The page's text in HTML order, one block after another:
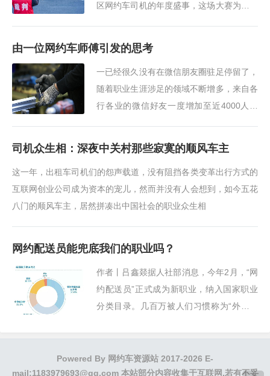
区网约车司机的年度盛事，这场大赛为新就
由一位网约车师傅引发的思考
一已经很久没有在微信朋友圈驻足停留了，
随着职业生涯涉足的领域不断增多，来自各
行各业的微信好友一度增加至近4000人，
司机众生相：深夜中关村那些寂寞的顺风车主
这一年，出租车司机们的怨声载道，没有阻挡各类变革出行方式的
互联网创业公司成为资本的宠儿，然而并没有人会想到，如今五花
八门的顺风车主，居然拼凑出中国社会的职业众生相
网约配送员能兜底我们的职业吗？
作者丨吕鑫燚据人社部消息，今年2月，“网
约配送员”正式成为新职业，纳入国家职业
分类目录。几百万被人们习惯称为“外卖小
Powered By 网约车资源站 2017-2026 E-
mail:1183979693@qq.com 本站部分内容收集于互联网,若有不妥